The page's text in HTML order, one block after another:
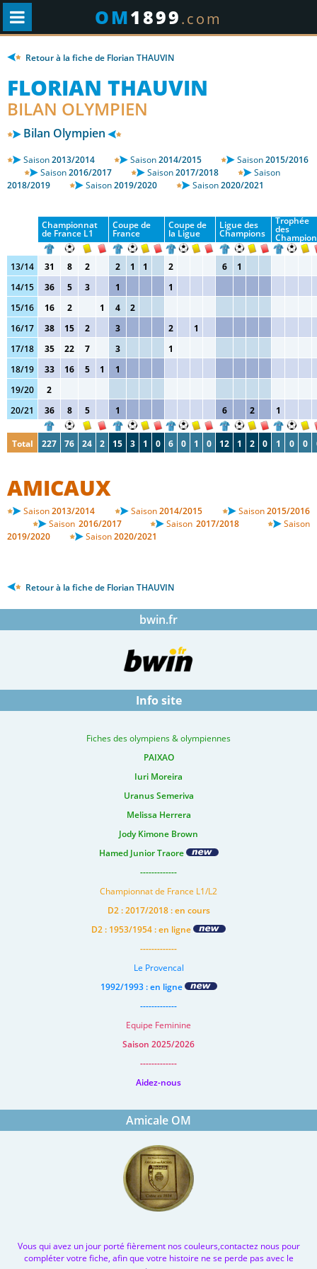
OM1899.com
Retour à la fiche de Florian THAUVIN
FLORIAN THAUVIN
BILAN OLYMPIEN
Bilan Olympien
Saison2013/2014 Saison2014/2015 Saison2015/2016
Saison2016/2017 Saison2017/2018
Saison
2018/2019
Saison2019/2020 Saison2020/2021
Championnat
de France L1
Coupe de
France
Coupe de
la Ligue
Ligue des
Champions
Trophée
des
13/14 31 8 2 2 1 1 2 6
1
14/15
36 5 3 1
1
15/16
16 2 1 4
2
16/17
38 15 2 3 2
1
17/18
35 22 7 3
1
18/19
33 16 5 1
1
19/20
2
20/21
36 8 5 1 6 2 1
Total 227 76 24 2 15 3 1 0 6 0 1 0 12 1 2 0 1 0 0
AMICAUX
Saison2013/2014 Saison2014/2015 Saison2015/2016
Saison 2016/2017 Saison 2017/2018
Saison
2019/2020
Saison2020/2021
Retour à la fiche de Florian THAUVIN
bwin.fr
Info site
Fiches des olympiens & olympiennes
PAIXAO
Iuri Moreira
Uranus Semeriva
Melissa Herrera
Jody Kimone Brown
Hamed Junior Traore
-------------
Championnat de France L1/L2
D2 : 2017/2018 : en cours
D2 : 1953/1954 : en ligne
-------------
Le Provencal
1992/1993 : en ligne
-------------
Equipe Feminine
Saison 2025/2026
-------------
Aidez-nous
Amicale OM
Vous qui avez un jour porté fièrement nos couleurs,contactez nous pour
compléter votre fiche, afin que votre histoire ne se perde pas avec le